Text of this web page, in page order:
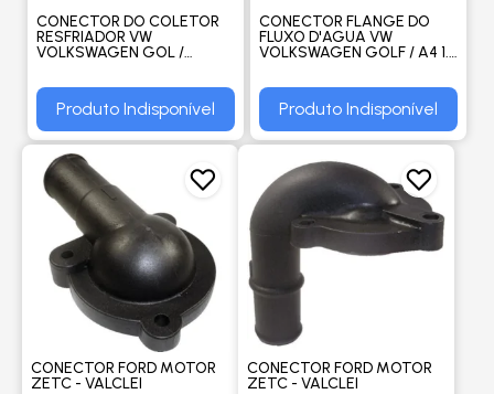
CONECTOR DO COLETOR
RESFRIADOR VW
VOLKSWAGEN GOL /
- VALCLEI
Produto Indisponível
CONECTOR FLANGE DO
FLUXO D'AGUA VW
VOLKSWAGEN GOLF / A4 1.6
Produto Indisponível
CONECTOR FORD MOTOR
ZETC - VALCLEI
CONECTOR FORD MOTOR
ZETC - VALCLEI